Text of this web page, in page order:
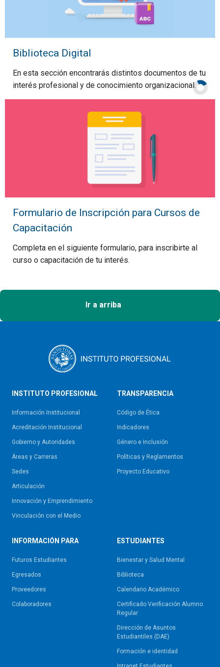
Biblioteca Digital
En esta sección encontrarás distintos documentos de tu
interés profesional y de conocimiento organizacional.
Formulario de Inscripción para Cursos de
Capacitación
Completa en el siguiente formulario, para inscribirte al
curso o capacitación de tu interés.
Ir a arriba
INSTITUTO PROFESIONAL
Información Institucional
Acreditación Institucional
Gobierno y Autoridades​
Áreas y Carreras
Sedes
Articulación
Innovación y Emprendimiento
Vinculación con el Medio
TRANSPARENCIA
Código de Ética
Indicadores
Género e Inclusión
Políticas y Reglamentos​
Proyecto Educativo
INFORMACIÓN PARA
Futuros Estudiantes
Egresados
Proveedores
Colaboradores
ESTUDIANTES
Bienestar y Salud Mental
Biblioteca
Calendario Académico
Certificado Verificación Alumno
Regular
Dirección de Asuntos
Estudiantiles (DAE)
Formación e identidad